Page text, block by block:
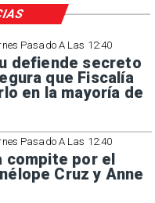
Pasado A Las 12:40
defiende secreto
que Fiscalía
en la mayoría de
Pasado A Las 12:40
por el
Cruz y Anne